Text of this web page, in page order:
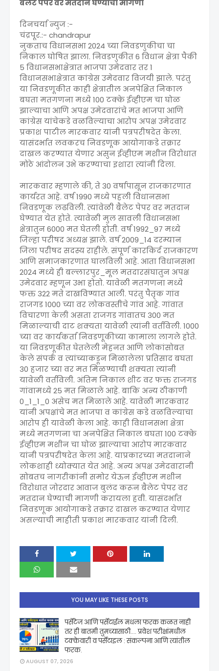
बैलेट पेपर वर मतदान घेण्याची मागणी
दिनचर्या न्युज :-
चंद्रपूर.:- chandrapur
नुकताच विधानसभा 2024 च्या निवडणुकीचा चा
निकाल घोषित झाला. निवडणुकीत 6 विधान क्षेत्रा पैकी
5 विधानसभाक्षेत्रात भाजपा उमेदवार तर 1
विधानसभाक्षेत्रात कांग्रेस उमेदवार विजयी झाले. परंतु
या निवडणूकीत काही क्षेत्रातील अनपेक्षित निकाल
बघता मतगणना मध्ये 100 टक्के ईव्हीएम चा घोळ
झाल्याचा आणि अपक्ष उमेदवारांचे मत भाजपा आणि
कांग्रेस यांचेकडे वळविल्याचा आरोप अपक्ष उमेदवार
प्रकाश पाटील मारकवार यांनी पत्रपरीषदेत केला.
यासंदर्भात लवकरच निवडणूक आयोगाकडे तक्रार
दाखल करण्यात येणार असुन ईव्हीएम मशीन विरोधात
मोठे आंदोलन उभे करण्याचा इशारा त्यांनी दिला.
मारकवार म्हणाले की, ते 30 वर्षापासून राजकारणात
कार्यरत आहे. वर्ष 1990 मध्ये पहली विधानसभा
निवडणूक लढविली. त्यांवेळी बैलेट पेपर वर मतदान
घेण्यात येत होते. त्यावेळी मुल सावली विधानसभा
क्षेत्रातुन 6000 मत घेतली होती. वर्ष 1992_97 मध्ये
जिल्हा परीषद अध्यक्ष झाले. वर्ष 2009_14 दरम्यान
जिला परीषद सदस्य राहीले. संपूर्ण कारकिर्द राजकारण
आणि समाजकारणात घालविली आहे. आता विधानसभा
2024 मध्ये ही बल्लारपुर_मूल मतदारसंघातुन अपक्ष
उमेदवार म्हणून उभा होतो. यावेळी मतगणना मध्ये
फक्त 322 मते दाखविण्यात आली. परंतु पैतृक गांव
राजगड 1000 च्या वर लोकवस्तीचे गांव आहे. गांवात
विचारणा केली असता राजगड गांवातच 300 मत
मिळाल्याची दाट शक्यता यावेळी त्यांनी वर्तविली. 1000
च्या वर कार्यकर्ता निवडणूकीच्या कामाला लागले होते.
या निवडणूकीत घेतलेली मेहनत आणि लोकांसोबत
केले संपर्क व त्यांच्याकडून मिळालेला प्रतिसाद बघता
30 हजार च्या वर मत मिळण्याची शक्यता त्यांनी
यावेळी वर्तविली. अंतिम निकाल शीट वर फक्त राजगड
गांवामध्ये 25 मत मिळाले आहे. बाकि अन्य ठीकाणी
0_1_1_0 असेच मत मिळाले आहे. यावेळी मारकवार
यांनी अपक्षांचे मत भाजपा व कांग्रेस कडे वळविल्याचा
आरोप ही यावेळी केला आहे. काही विधानसभा क्षेत्रा
मध्ये मतगणना चा अनपेक्षित निकाल बघता 100 टक्के
ईव्हीएम मशीन चा घोळ झाल्याचा आरोप मारकवार
यांनी पत्रपरीषदेत केला आहे. याप्रकारच्या मतदानाने
लोकशाही ध्योक्यात येत आहे. अन्य अपक्ष उमेदवारानी
सोबतच नागरीकांनी समोर येऊन ईव्हीएम मशीन
विरोधात जोरदार आवाज बुलंद करून बैलेट पेपर वर
मतदान घेण्याची मागणी करायला हवी. यासंदर्भात
निवडणूक आयोगाकडे तक्रार दाखल करण्यात येणार
असल्याची माहीती प्रकाश मारकवार यांनी दिली.
YOU MAY LIKE THESE POSTS
पर्सेंटेज आणि पर्सेंटाईल मधला फरक कळत नाही
तर ही बातमी तुमच्यासाठी.... प्रवेश परीक्षांमधील
टक्केवारी व पर्सेटाइल : संकल्पना आणि त्यांतील
फरक.
AUGUST 07, 2026